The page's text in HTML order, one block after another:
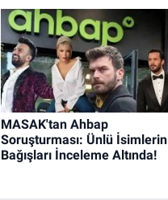
MASAK'tan Ahbap
Soruşturması: Ünlü İsimlerin
Bağışları İnceleme Altında!